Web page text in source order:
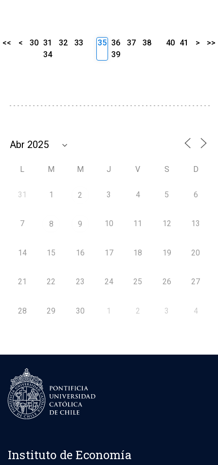
<< < 30 31 32
33
34
35 36 37
38
39
40 41 > >>
L M M J V S D
31 1 2 3 4 5 6
7 8 9 10 11 12 13
14 15 16 17 18 19 20
21 22 23 24 25 26 27
28 29 30 1 2 3 4
Instituto de Economía